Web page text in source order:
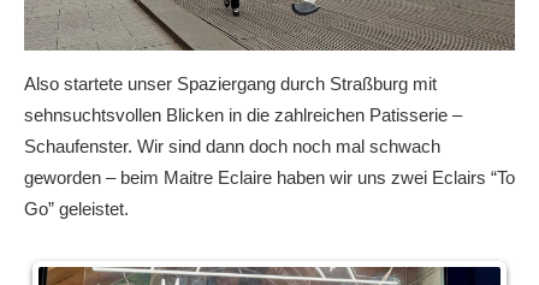
Also startete unser Spaziergang durch Straßburg mit
sehnsuchtsvollen Blicken in die zahlreichen Patisserie –
Schaufenster. Wir sind dann doch noch mal schwach
geworden – beim Maitre Eclaire haben wir uns zwei Eclairs “To
Go” geleistet.